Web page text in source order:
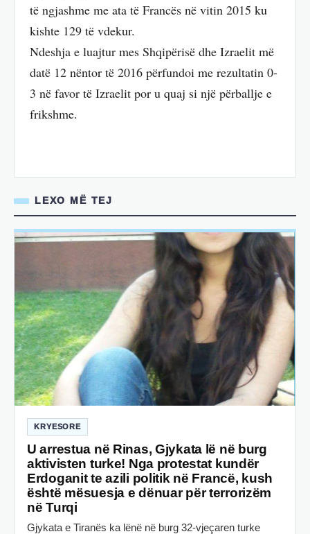
të ngjashme me ata të Francës në vitin 2015 ku
kishte 129 të vdekur.
Ndeshja e luajtur mes Shqipërisë dhe Izraelit më
datë 12 nëntor të 2016 përfundoi me rezultatin 0-
3 në favor të Izraelit por u quaj si një përballje e
frikshme.
LEXO MË TEJ
KRYESORE
U arrestua në Rinas, Gjykata lë në burg
aktivisten turke! Nga protestat kundër
Erdoganit te azili politik në Francë, kush
është mësuesja e dënuar për terrorizëm
në Turqi
Gjykata e Tiranës ka lënë në burg 32-vjeçaren turke